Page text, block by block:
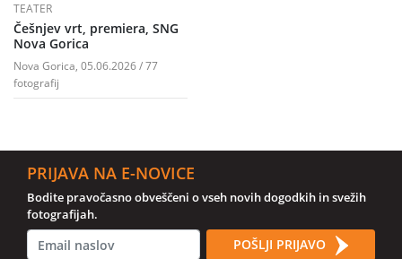
TEATER
Češnjev vrt, premiera, SNG
Nova Gorica
Nova Gorica, 05.06.2026 / 77
fotografij
PRIJAVA NA E-NOVICE
Bodite pravočasno obveščeni o vseh novih dogodkih in svežih
fotografijah.
POŠLJI PRIJAVO